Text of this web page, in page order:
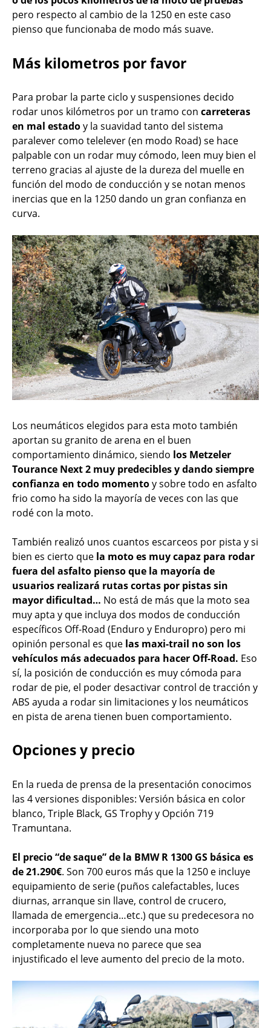
pero respecto al cambio de la 1250 en este caso
pienso que funcionaba de modo más suave.
Más kilometros por favor
Para probar la parte ciclo y suspensiones decido
rodar unos kilómetros por un tramo con carreteras
en mal estadoy la suavidad tanto del sistema
paralever como telelever (en modo Road) se hace
palpable con un rodar muy cómodo, leen muy bien el
terreno gracias al ajuste de la dureza del muelle en
función del modo de conducción y se notan menos
inercias que en la 1250 dando un gran confianza en
curva.
Los neumáticos elegidos para esta moto también
aportan su granito de arena en el buen
comportamiento dinámico, siendo los Metzeler
Tourance Next 2 muy predecibles y dando siempre
confianza en todo momentoy sobre todo en asfalto
frio como ha sido la mayoría de veces con las que
rodé con la moto.
También realizó unos cuantos escarceos por pista y si
bien es cierto que la moto es muy capaz para rodar
fuera del asfalto pienso que la mayoría de
usuarios realizará rutas cortas por pistas sin
mayor dificultad… No está de más que la moto sea
muy apta y que incluya dos modos de conducción
específicos Off-Road (Enduro y Enduropro) pero mi
opinión personal es que las maxi-trail no son los
vehículos más adecuados para hacer Off-Road. Eso
sí, la posición de conducción es muy cómoda para
rodar de pie, el poder desactivar control de tracción y
ABS ayuda a rodar sin limitaciones y los neumáticos
en pista de arena tienen buen comportamiento.
Opciones y precio
En la rueda de prensa de la presentación conocimos
las 4 versiones disponibles: Versión básica en color
blanco, Triple Black, GS Trophy y Opción 719
Tramuntana.
El precio “de saque” de la BMW R 1300 GS básica es
de 21.290€. Son 700 euros más que la 1250 e incluye
equipamiento de serie (puños calefactables, luces
diurnas, arranque sin llave, control de crucero,
llamada de emergencia…etc.) que su predecesora no
incorporaba por lo que siendo una moto
completamente nueva no parece que sea
injustificado el leve aumento del precio de la moto.